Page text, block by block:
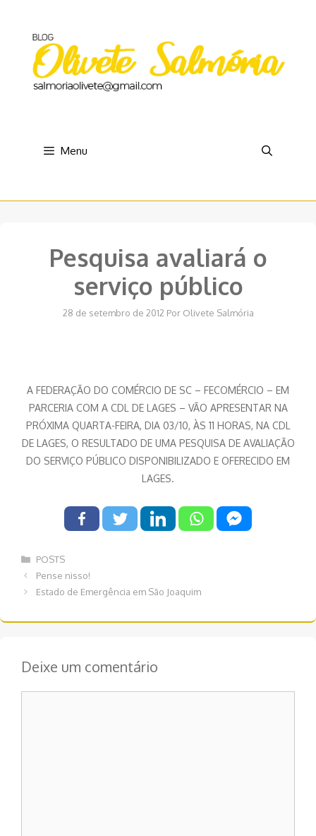
conteúdo
Menu
Pesquisa avaliará o
serviço público
28 de setembro de 2012 Por Olivete Salmória
A FEDERAÇÃO DO COMÉRCIO DE SC – FECOMÉRCIO – EM
PARCERIA COM A CDL DE LAGES – VÃO APRESENTAR NA
PRÓXIMA QUARTA-FEIRA, DIA 03/10, ÀS 11 HORAS, NA CDL
DE LAGES, O RESULTADO DE UMA PESQUISA DE AVALIAÇÃO
DO SERVIÇO PÚBLICO DISPONIBILIZADO E OFERECIDO EM
LAGES.
Categorias
POSTS
Navegação
Pense nisso!
Estado de Emergência em São Joaquim
Deixe um comentário